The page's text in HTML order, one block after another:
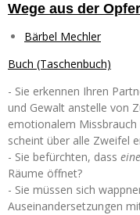
Wege aus der
Bärbel Mechler
Buch (Taschenbuch)
- Sie erkennen Ihren
und Gewalt anstelle von
emotionalem
scheint über alle Zweifel
- Sie befürchten, dass eine
Räume öffnet?
- Sie müssen sich
Auseinandersetzungen